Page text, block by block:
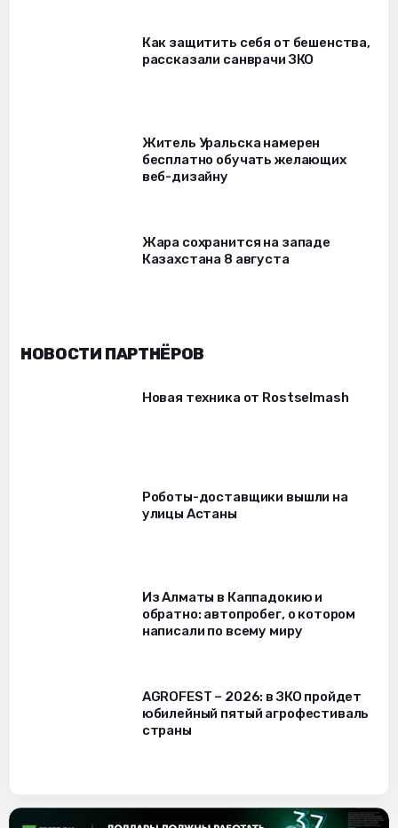
Как защитить себя от бешенства,
рассказали санврачи ЗКО
Житель Уральска намерен
бесплатно обучать желающих
веб-дизайну
Жара сохранится на западе
Казахстана 8 августа
НОВОСТИ ПАРТНЁРОВ
Новая техника от Rostselmash
Роботы-доставщики вышли на
улицы Астаны
Из Алматы в Каппадокию и
обратно: автопробег, о котором
написали по всему миру
AGROFEST – 2026: в ЗКО пройдет
юбилейный пятый агрофестиваль
страны